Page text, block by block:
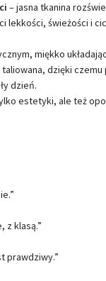
– jasna tkanina
lekkości, świeżości i
miękko
dzięki
dzień.
estetyki, ale też
z klasą.”
prawdziwy.”